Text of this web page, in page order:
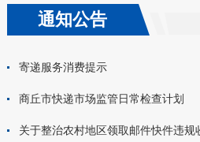
通知公告
寄递服务消费提示
商丘市快递市场监管日常检查计划